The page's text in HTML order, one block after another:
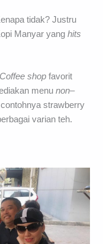
tidak? Justru
Manyar yanghits
Coffee shop favorit
menunon–
strawberry
varian teh.